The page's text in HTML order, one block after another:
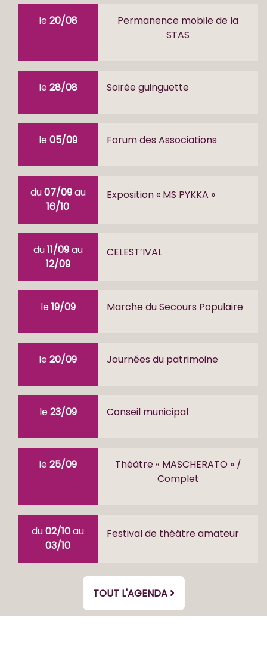
le20/08
Permanence mobile de la
STAS
le28/08 Soirée guinguette
le05/09 Forum des Associations
du07/09au
16/10
Exposition « MS PYKKA »
du11/09au
12/09
CELEST’IVAL
le19/09 Marche du Secours Populaire
le20/09 Journées du patrimoine
le23/09 Conseil municipal
le25/09
Théâtre « MASCHERATO » /
Complet
du02/10au
03/10
Festival de théâtre amateur
TOUT L'AGENDA